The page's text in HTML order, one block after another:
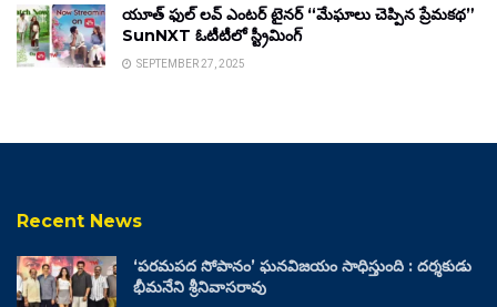
యూత్ ఫుల్ లవ్ ఎంటర్ టైనర్ “మేఘాలు చెప్పిన ప్రేమకథ”
SunNXT ఓటీటీలో స్ట్రీమింగ్
SEPTEMBER 27, 2025
Recent News
‘పరమపద సోపానం’ ఘనవిజయం సాధిస్తుంది : దర్శకుడు
భీమనేని శ్రీనివాసరావు